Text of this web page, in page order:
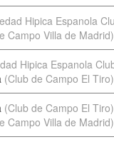
Hipica Espanola
Campo Villa de Madrid)
Hipica Espanola
(Club de Campo El Tiro)
(Club de Campo El Tiro)
Campo Villa de Madrid)